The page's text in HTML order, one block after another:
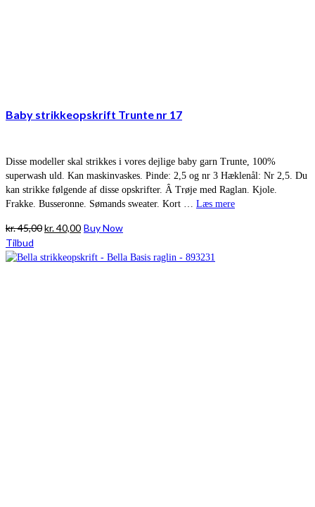
Baby strikkeopskrift Trunte nr 17
Disse modeller skal strikkes i vores dejlige baby garn Trunte, 100%
superwash uld. Kan maskinvaskes. Pinde: 2,5 og nr 3 Hæklenål: Nr 2,5. Du
kan strikke følgende af disse opskrifter. Â Trøje med Raglan. Kjole.
Frakke. Busseronne. Sømands sweater. Kort … Læs mere
kr.45,00Den
pris
kr.40,00Den
pris
Buy Now
Tilbud